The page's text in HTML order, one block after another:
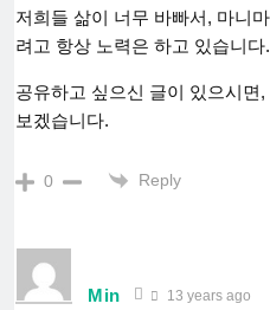
저희들 삶이 너무 바빠서, 마니
려고 항상 노력은 하고 있습니다.
공유하고 싶으신 글이 있으시면
보겠습니다.
0 Reply
Min 13 years ago